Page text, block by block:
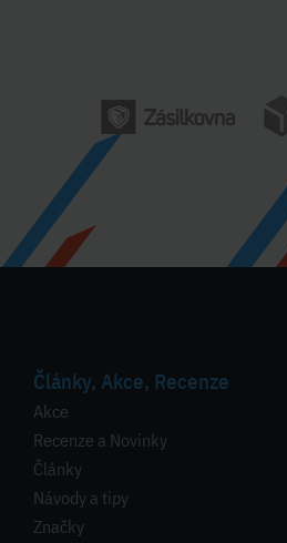
Články, Akce, Recenze
Akce
Recenze a Novinky
Články
Návody a tipy
Značky